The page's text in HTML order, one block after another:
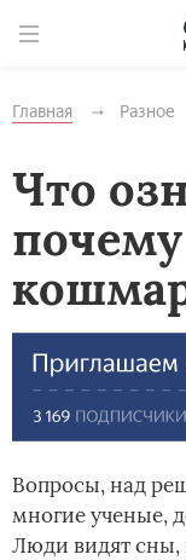
Главная Разное
Что
Вопросы, над
многие ученые,
Люди видят сны,